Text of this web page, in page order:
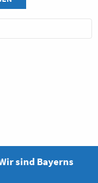
sind Bayerns